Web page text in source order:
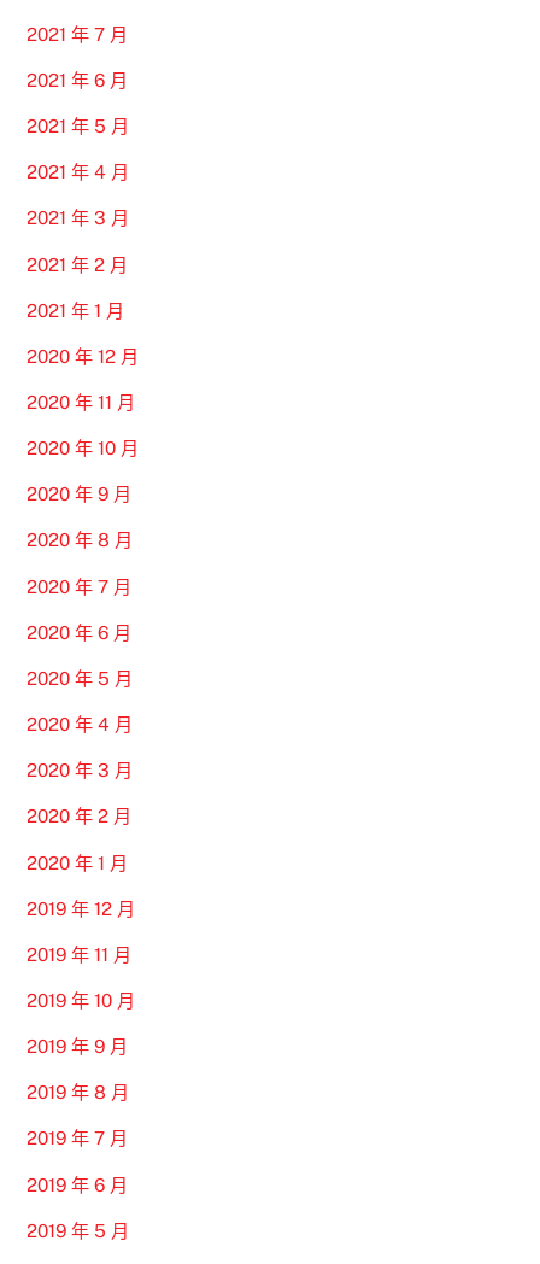
2021 年 7 月
2021 年 6 月
2021 年 5 月
2021 年 4 月
2021 年 3 月
2021 年 2 月
2021 年 1 月
2020 年 12 月
2020 年 11 月
2020 年 10 月
2020 年 9 月
2020 年 8 月
2020 年 7 月
2020 年 6 月
2020 年 5 月
2020 年 4 月
2020 年 3 月
2020 年 2 月
2020 年 1 月
2019 年 12 月
2019 年 11 月
2019 年 10 月
2019 年 9 月
2019 年 8 月
2019 年 7 月
2019 年 6 月
2019 年 5 月